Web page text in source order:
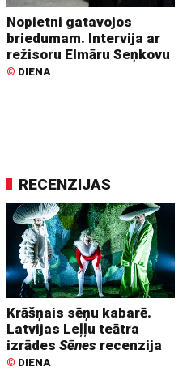
Nopietni gatavojos
briedumam. Intervija ar
režisoru Elmāru Seņkovu
© DIENA
RECENZIJAS
Krāšņais sēņu kabarē.
Latvijas Leļļu teātra
izrādesSēnes recenzija
© DIENA